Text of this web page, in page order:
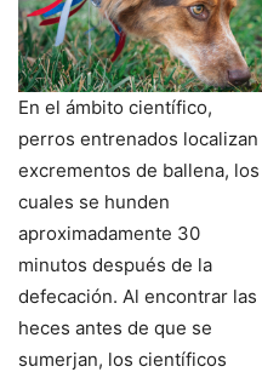
En el ámbito científico,
perros entrenados localizan
excrementos de ballena, los
cuales se hunden
aproximadamente 30
minutos después de la
defecación. Al encontrar las
heces antes de que se
sumerjan, los científicos